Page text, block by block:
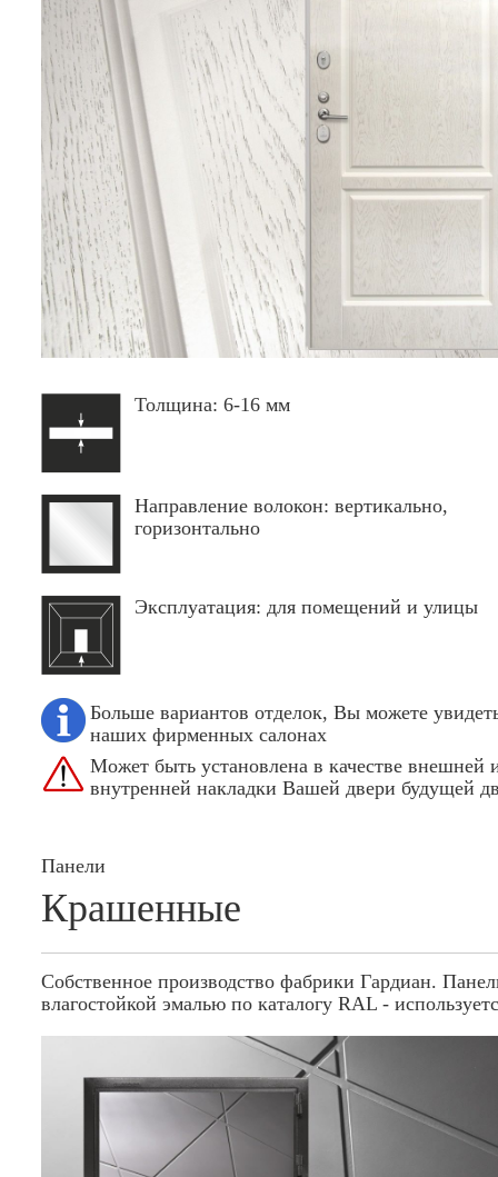
Толщина: 6-16 мм
Направление волокон: вертикально,
горизонтально
Эксплуатация: для помещений и улицы
Больше вариантов отделок, Вы можете
наших фирменных салонах
Может быть установлена в качестве внешней
внутренней накладки Вашей двери будущей
Панели
Крашенные
Собственное производство фабрики Гардиан.
влагостойкой эмалью по каталогу RAL -